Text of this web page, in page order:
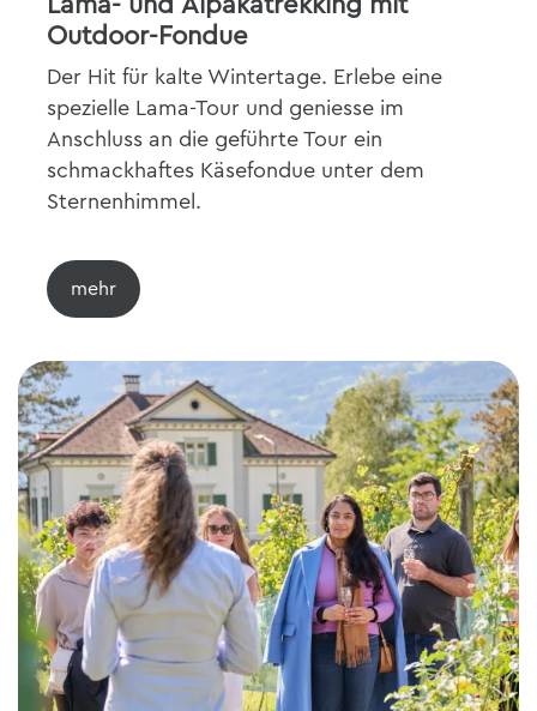
Outdoor-Fondue
Der Hit für kalte Wintertage. Erlebe eine
spezielle Lama-Tour und geniesse im
Anschluss an die geführte Tour ein
schmackhaftes Käsefondue unter dem
Sternenhimmel.